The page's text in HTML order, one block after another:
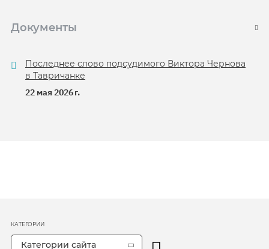
Документы
Последнее слово подсудимого Виктора Чернова
в Тавричанке
22 мая 2026 г.
КАТЕГОРИИ
Категории сайта